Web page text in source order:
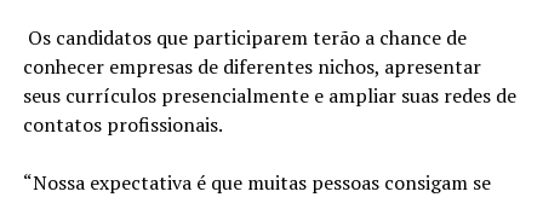
Os candidatos que participarem terão a chance de
conhecer empresas de diferentes nichos, apresentar
seus currículos presencialmente e ampliar suas redes de
contatos profissionais.
“Nossa expectativa é que muitas pessoas consigam se